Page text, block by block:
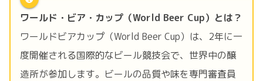
ワールド・ビア・カップ（World Beer Cup）とは？
ワールドビアカップ（World Beer Cup）は、2年に一
度開催される国際的なビール競技会で、世界中の醸
造所が参加します。ビールの品質や味を専門審査員